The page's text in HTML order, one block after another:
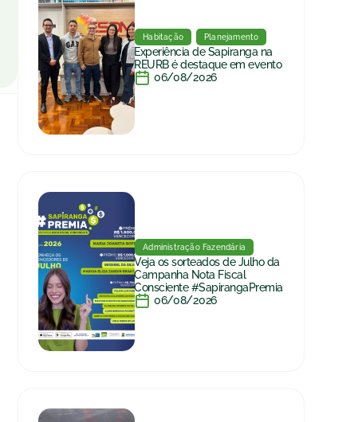
Habitação Planejamento
Experiência de Sapiranga na
REURB é destaque em evento
06/08/2026
Administração Fazendária
Veja os sorteados de Julho da
Campanha Nota Fiscal
Consciente #SapirangaPremia
06/08/2026